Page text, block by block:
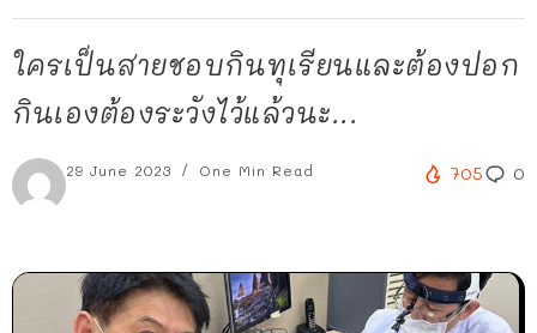
ใครเป็นสายชอบกินทุเรียนและต้องปอก
กินเองต้องระวังไว้แล้วนะ...
29 June 2023 One Min Read 705 0